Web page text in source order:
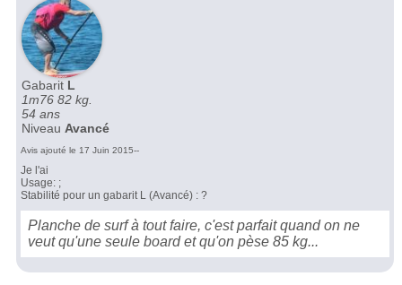
Gabarit L
1m76 82 kg.
54 ans
Niveau Avancé
Avis ajouté le 17 Juin 2015--
Je l'ai
Usage: ;
Stabilité pour un gabarit L (Avancé) : ?
Planche de surf à tout faire, c'est parfait quand on ne
veut qu'une seule board et qu'on pèse 85 kg...